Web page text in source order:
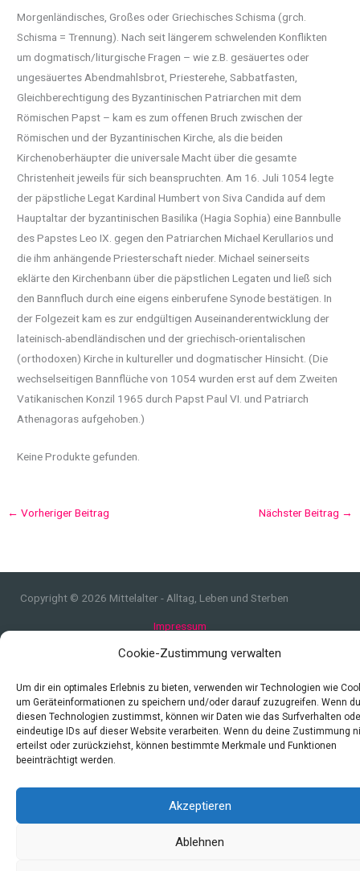
Cookie-Zustimmung verwalten
Um dir ein optimales Erlebnis zu bieten, verwenden wir Technologien wie
um Geräteinformationen zu speichern und/oder darauf zuzugreifen. Wenn du
diesen Technologien zustimmst, können wir Daten wie das Surfverhalten
eindeutige IDs auf dieser Website verarbeiten. Wenn du deine Zustimmung
erteilst oder zurückziehst, können bestimmte Merkmale und Funktionen
beeinträchtigt werden.
Akzeptieren
Ablehnen
Morgenländisches, Großes oder Griechisches Schisma (grch.
Schisma = Trennung). Nach seitlängerem schwelenden Konflikten
um dogmatisch/liturgische Fragen – wie z.B. gesäuertes oder
ungesäuertes Abendmahlsbrot, Priesterehe, Sabbatfasten,
Gleichberechtigung des Byzantinischen Patriarchen mit dem
Römischen Papst – kam es zum offenen Bruch zwischen der
Römischen und der Byzantinischen Kirche, als die beiden
Kirchenoberhäupter die universale Macht über die gesamte
Christenheit jeweils für sich beanspruchten. Am 16. Juli 1054 legte
der päpstliche Legat Kardinal Humbert von Siva Candida auf dem
Hauptaltar der byzantinischen Basilika (Hagia Sophia) eine Bannbulle
des Papstes Leo IX. gegen den Patriarchen Michael Kerullarios und
die ihm anhängende Priesterschaft nieder. Michael seinerseits
eklärte den Kirchenbann über die päpstlichen Legaten und ließ sich
den Bannfluch durch eine eigens einberufene Synode bestätigen. In
der Folgezeit kam es zur endgültigen Auseinanderentwicklung der
lateinisch-abendländischen und der griechisch-orientalischen
(orthodoxen) Kirche in kultureller und dogmatischer Hinsicht. (Die
wechselseitigen Bannflüche von 1054 wurden erst auf dem Zweiten
Vatikanischen Konzil 1965 durch Papst Paul VI. und Patriarch
Athenagoras aufgehoben.)
Keine Produkte gefunden.
← Vorheriger Beitrag Nächster Beitrag →
Copyright © 2026 Mittelalter - Alltag, Leben und Sterben
Impressum
Datenschutzerklärung und Cookie-Richtlinie
Index